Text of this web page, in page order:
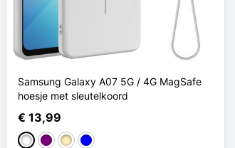
Samsung Galaxy A07 5G / 4G MagSafe
hoesje met sleutelkoord
€ 13,99
Wit PurperGoldenBlauw